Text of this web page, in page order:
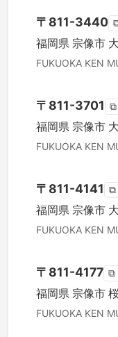
〒 811-3440
福岡県 宗像市
FUKUOKA KEN
〒 811-3701 ⧉
福岡県 宗像市
FUKUOKA KEN
〒 811-4141 ⧉
福岡県 宗像市
FUKUOKA KEN
〒 811-4177 ⧉
福岡県 宗像市
FUKUOKA KEN